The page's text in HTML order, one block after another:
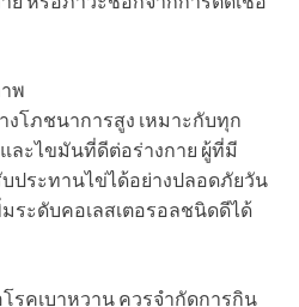
พ
โภชนาการสูง เหมาะกับทุก
ละไขมันที่ดีต่อร่างกาย ผู้ที่มี
ประทานไข่ได้อย่างปลอดภัยวัน
มระดับคอเลสเตอรอลชนิดดีได้
รคเบาหวาน ควรจำกัดการกิน